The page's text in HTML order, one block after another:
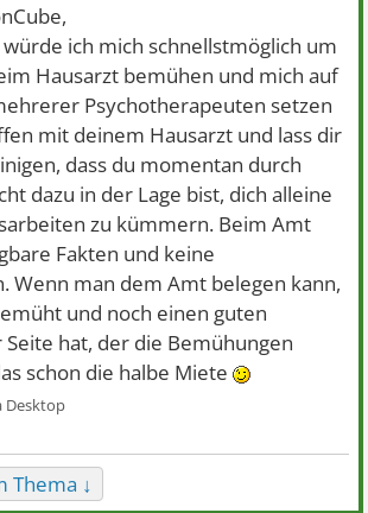
ich mich schnellstmöglich um
Hausarzt bemühen und mich auf
Psychotherapeuten setzen
mit deinem Hausarzt und lass dir
dass du momentan durch
dazu in der Lage bist, dich alleine
zu kümmern. Beim Amt
Fakten und keine
Wenn man dem Amt belegen kann,
und noch einen guten
Seite hat, der die Bemühungen
schon die halbe Miete
Thema ↓